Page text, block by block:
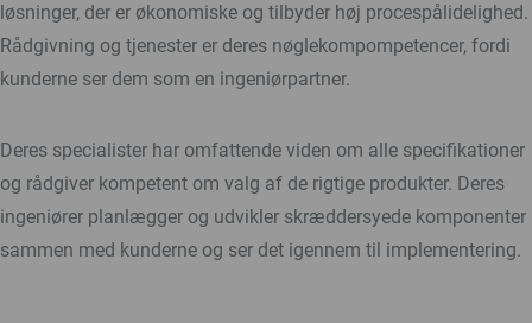
løsninger, der er økonomiske og tilbyder høj procespålidelighed.
Rådgivning og tjenester er deres nøglekompompetencer, fordi
kunderne ser dem som en ingeniørpartner.
Deres specialister har omfattende viden om alle specifikationer
og rådgiver kompetent om valg af de rigtige produkter. Deres
ingeniører planlægger og udvikler skræddersyede komponenter
sammen med kunderne og ser det igennem til implementering.